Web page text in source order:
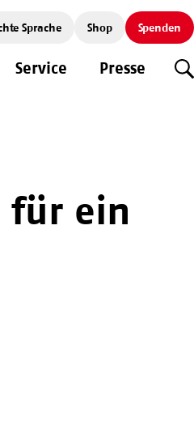
Sprache Shop Spenden
Service Presse
für ein